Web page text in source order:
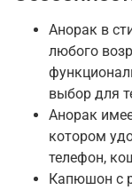
Анорак в
любого
выбор для
Анорак
котором
телефон,
Капюшон с